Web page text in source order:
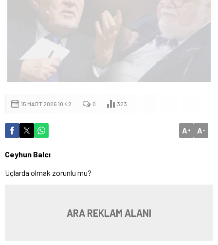
15 MART 2026 10:42 0 323
A+ A-
Ceyhun Balcı
Uçlarda olmak zorunlu mu?
ARA REKLAM ALANI